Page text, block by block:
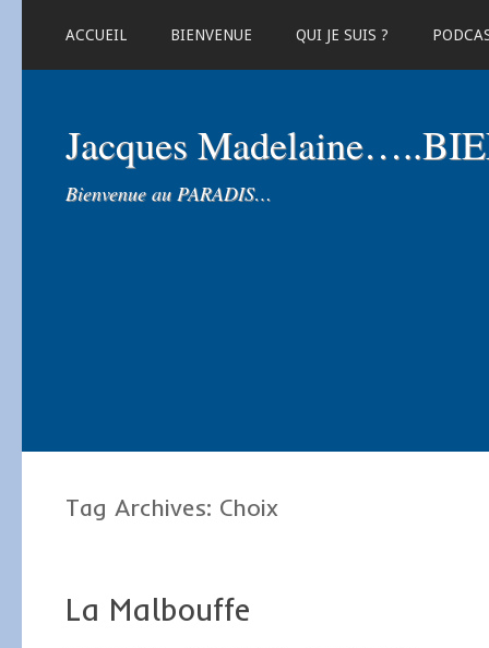
ACCUEIL BIENVENUE QUI JE SUIS ?
Jacques
Bienvenue au PARADIS…
Tag Archives: Choix
La Malbouffe